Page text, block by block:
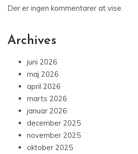
Der er ingen kommentarer at vise.
Archives
juni 2026
maj 2026
april 2026
marts 2026
januar 2026
december 2025
november 2025
oktober 2025